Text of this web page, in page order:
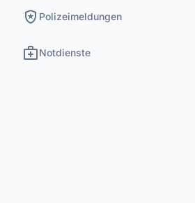
local_police Polizeimeldungen
medical_servicesNotdienste